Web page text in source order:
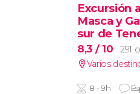
Excursión
Masca y
sur de
8,3 / 10
291
Varios
8 - 9h